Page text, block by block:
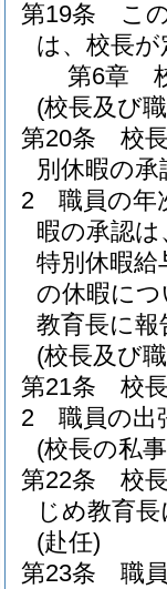
第19条
こ
は、校長
第6章
(校長及び
第20条
校
別休暇の
2
職員の年
暇の承認
特別休暇
の休暇に
教育長に
(校長及び
第21条
校
2
職員の出
(校長の私
第22条
校
じめ教育
(赴任)
第23条
職